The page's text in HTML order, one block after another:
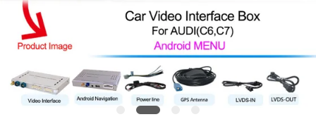
PLAN
DU
SITE